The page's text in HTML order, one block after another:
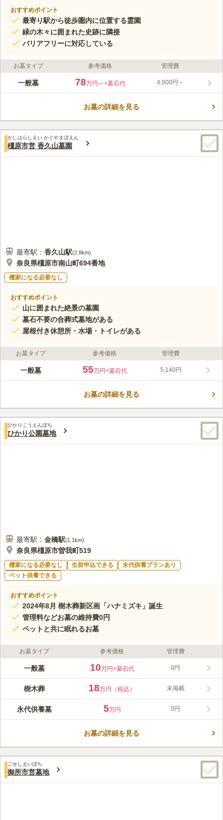
おすすめポイント
最寄り駅から徒歩圏内に位置する霊園
緑の木々に囲まれた史跡に隣接
バリアフリーに対応している
お墓タイプ 参考価格 管理費
一般墓 78万円～+墓石代 4,000円～
お墓の詳細を見る
かしはらしえい かぐやまぼえん
橿原市営 香久山墓園
最寄駅： 香久山駅(2.8km)
奈良県橿原市南山町694番地
檀家になる必要なし
おすすめポイント
山に囲まれた絶景の墓園
墓石不要の合葬式墓地がある
屋根付き休憩所・水場・トイレがある
お墓タイプ 参考価格 管理費
一般墓 55万円+墓石代 5,140円
お墓の詳細を見る
ひかりこうえんぼち
ひかり公園墓地
最寄駅： 金橋駅(1.1km)
奈良県橿原市曽我町519
檀家になる必要なし 生前申込できる
永代供養プランあり
ペット供養できる
おすすめポイント
2024年8月 樹木葬新区画「ハナミズキ」誕生
管理料などお墓の維持費0円
ペットと共に眠れるお墓
お墓タイプ 参考価格 管理費
一般墓 10万円+墓石代 0円
樹木葬 18万円（税込） 未掲載
永代供養墓 5万円 0円
お墓の詳細を見る
ごせしえいぼち
御所市営墓地